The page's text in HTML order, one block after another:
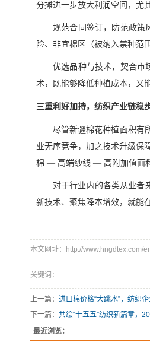
分摊进一步放大利润空间，尤
规范合同签订，防范政策
险、非宜棉区（被纳入禁种范
优选品种与技术，契合市
术，既能够降低种植成本，又
三重利好加持，纺织产业链稳
尽管新疆棉花种植面积有
业无序竞争，加之技术升级保
棉 — 高端纱线 — 高附加值面
对于行业内的各类从业者
新技术、聚焦降本增效，就能
本文网址：http://www.hngdtex.com/
关键词：
上一篇： 进口棉价格“大跳水”，纺织企
下一篇： 共绘“十五五”纺织新篇章，
最近浏览：